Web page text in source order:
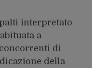
interpretato
a
di
della